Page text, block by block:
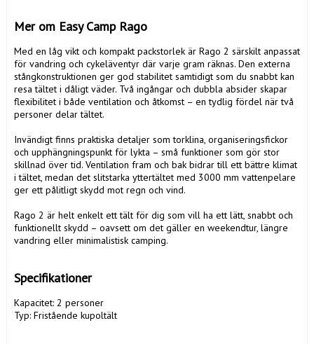
Mer om Easy Camp Rago
Med en låg vikt och kompakt packstorlek är Rago 2 särskilt anpassat
för vandring och cykeläventyr där varje gram räknas. Den externa
stångkonstruktionen ger god stabilitet samtidigt som du snabbt kan
resa tältet i dåligt väder. Två ingångar och dubbla absider skapar
flexibilitet i både ventilation och åtkomst – en tydlig fördel när två
personer delar tältet.
Invändigt finns praktiska detaljer som torklina, organiseringsfickor
och upphängningspunkt för lykta – små funktioner som gör stor
skillnad över tid. Ventilation fram och bak bidrar till ett bättre klimat
i tältet, medan det slitstarka yttertältet med 3000 mm vattenpelare
ger ett pålitligt skydd mot regn och vind.
Rago 2 är helt enkelt ett tält för dig som vill ha ett lätt, snabbt och
funktionellt skydd – oavsett om det gäller en weekendtur, längre
vandring eller minimalistisk camping.
Specifikationer
Kapacitet: 2 personer
Typ: Fristående kupoltält